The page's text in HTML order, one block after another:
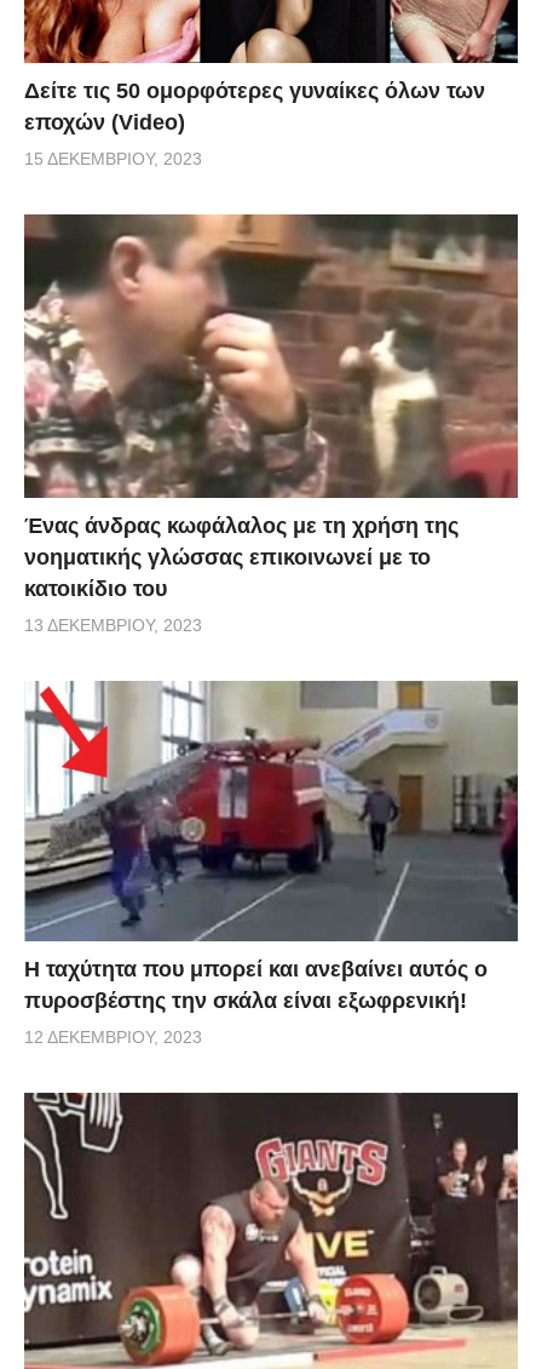
Δείτε τις 50 ομορφότερες γυναίκες όλων των
εποχών (Video)
15 ΔΕΚΕΜΒΡΊΟΥ, 2023
Ένας άνδρας κωφάλαλος με τη χρήση της
νοηματικής γλώσσας επικοινωνεί με το
κατοικίδιο του
13 ΔΕΚΕΜΒΡΊΟΥ, 2023
Η ταχύτητα που μπορεί και ανεβαίνει αυτός ο
πυροσβέστης την σκάλα είναι εξωφρενική!
12 ΔΕΚΕΜΒΡΊΟΥ, 2023